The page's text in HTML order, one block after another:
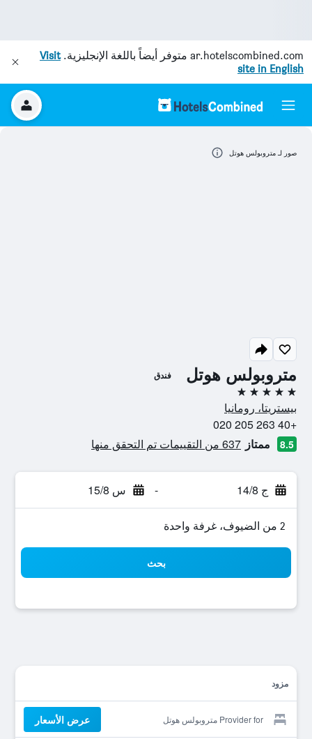
ar.hotelscombined.com متوفر أيضاً باللغة الإنجليزية.Visit
site in English
متروبولس هوتل فندق
5 نجوم
بيستريتا، رومانيا
+40 263 205 020
8.5 ممتاز 637 من التقييمات تم التحقق منها
ج 14/8 - س 15/8
2 من الضيوف، غرفة واحدة
بحث
مزود
Provider for متروبولس هوتل عرض الأسعار
صور لـ متروبولس هوتل